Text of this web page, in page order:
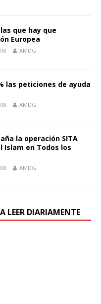
que hay que
Europea
AMDG
las peticiones de ayuda
AMDG
la operación SITA
Islam en Todos los
AMDG
LEER DIARIAMENTE